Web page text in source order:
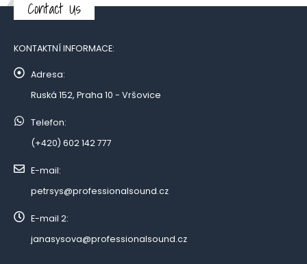
Contact Us
KONTAKTNÍ INFORMACE:
Adresa:
Ruská 152, Praha 10 - Vršovice
Telefon:
(+420) 602 142 777
E-mail:
petrsys@professionalsound.cz
E-mail 2:
janasysova@professionalsound.cz